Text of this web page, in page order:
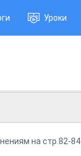
Уроки
на стр.82-84